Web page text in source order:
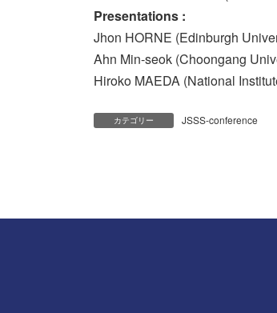
Presentations :
Jhon HORNE (Edinburgh
Ahn Min-seok (Choongang
Hiroko MAEDA (National
カテゴリー JSSS-conference